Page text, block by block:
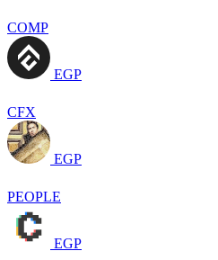
COMP
EGP
CFX
EGP
PEOPLE
EGP